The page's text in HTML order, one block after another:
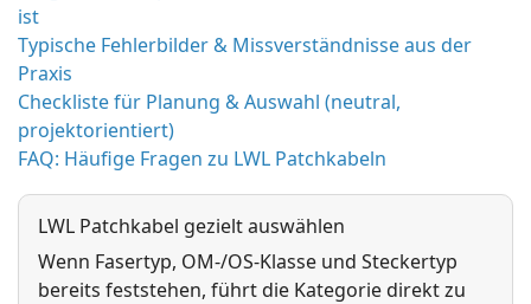
ist
Typische Fehlerbilder & Missverständnisse aus der
Praxis
Checkliste für Planung & Auswahl (neutral,
projektorientiert)
FAQ: Häufige Fragen zu LWL Patchkabeln
LWL Patchkabel gezielt auswählen
Wenn Fasertyp, OM-/OS-Klasse und Steckertyp
bereits feststehen, führt die Kategorie direkt zu